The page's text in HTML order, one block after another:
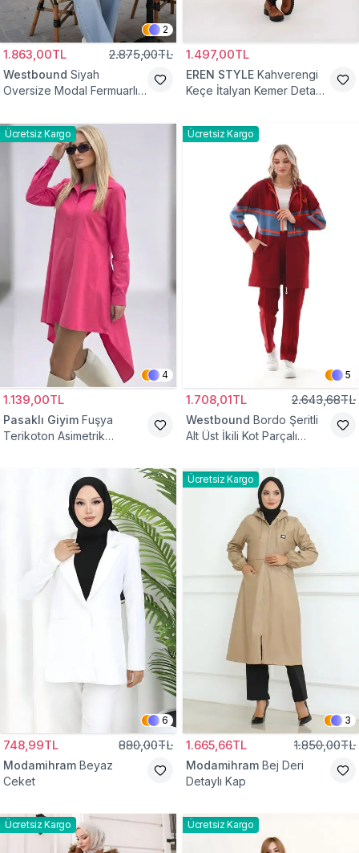
2
1.863,00TL 2.875,00TL
Westbound Siyah
Oversize Modal Fermuarlı
1.497,00TL
EREN STYLE Kahverengi
Keçe İtalyan Kemer Detaylı
Ücretsiz Kargo
4
1.139,00TL
Pasaklı Giyim Fuşya
Terikoton Asimetrik
Ücretsiz Kargo
5
1.708,01TL 2.643,68TL
Westbound Bordo Şeritli
Alt Üst İkili Kot Parçalı
6
748,99TL 880,00TL
Modamihram Beyaz
Ceket
Ücretsiz Kargo
3
1.665,66TL 1.850,00TL
Modamihram Bej Deri
Detaylı Kap
Ücretsiz Kargo Ücretsiz Kargo